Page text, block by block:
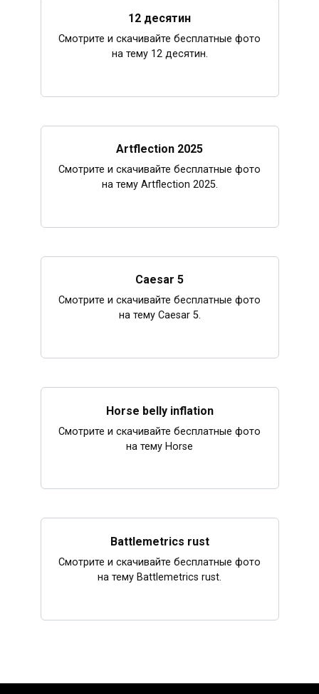
12 десятин
Смотрите и скачивайте бесплатные фото
на тему 12 десятин.
Artflection 2025
Смотрите и скачивайте бесплатные фото
на тему Artflection 2025.
Caesar 5
Смотрите и скачивайте бесплатные фото
на тему Caesar 5.
Horse belly inflation
Смотрите и скачивайте бесплатные фото
на тему Horse
Battlemetrics rust
Смотрите и скачивайте бесплатные фото
на тему Battlemetrics rust.